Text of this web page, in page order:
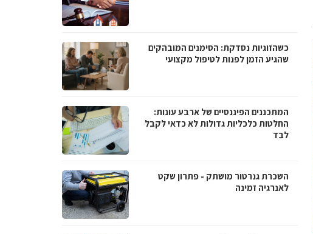
כשהזוגיות נסדקת: הסימנים המובהקים
שהגיע הזמן לפנות לטיפול מקצועי
המתכננים הפיננסיים של ארבע עונות:
החלטות כלכליות גדולות לא כדאי לקבל
לבד
השכרת גנרטור מושתק - פתרון שקט
לאנרגיה זמינה